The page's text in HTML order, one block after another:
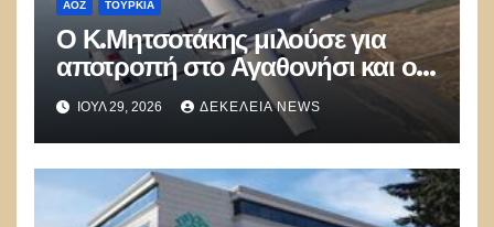
ΑΟΖ ΤΟΥΡΚΊΑ
Ο Κ.Μητσοτάκης μιλούσε για
αποτροπή στο Αγαθονήσι και οι
Τούρκοι παραβίαζαν με ΑΦΝΣ
και drone
ΙΟΎΛ 29, 2026 ΔΕΚΈΛΕΙΑ NEWS